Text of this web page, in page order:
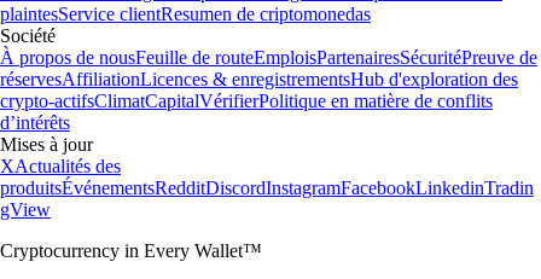
plaintesService clientResumen de criptomonedas
Société
À propos de nousFeuille de routeEmploisPartenairesSécuritéPreuve de
réservesAffiliationLicences & enregistrementsHub d'exploration des
crypto-actifsClimatCapitalVérifierPolitique en matière de conflits
d’intérêts
Mises à jour
XActualités des
produitsÉvénementsRedditDiscordInstagramFacebookLinkedinTradin
gView
Cryptocurrency in Every Wallet™